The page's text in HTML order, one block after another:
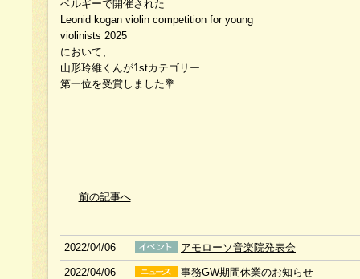
ベルギーで開催された
Leonid kogan violin competition for young
violinists 2025
において、
山形玲維くんが1stカテゴリー
第一位を受賞しました💐
前の記事へ
2022/04/06 アモローソ音楽院発表会
2022/04/06 事務GW期間休業のお知らせ